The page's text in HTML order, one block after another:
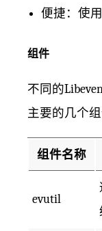
便捷：使
组件
不同的
主要的几个组
组件名称
evutil